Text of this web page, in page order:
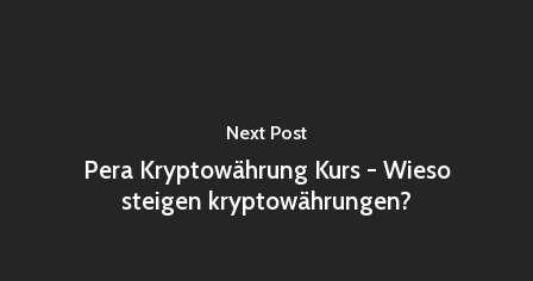
Next Post
Pera Kryptowährung Kurs - Wieso
steigen kryptowährungen?